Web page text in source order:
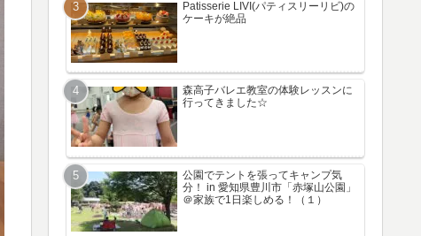
Patisserie LIVI(パティスリーリビ)の
ケーキが絶品
森高子バレエ教室の体験レッスンに
行ってきました☆
公園でテントを張ってキャンプ気
分！ in 愛知県豊川市「赤塚山公園」
＠家族で1日楽しめる！（１）